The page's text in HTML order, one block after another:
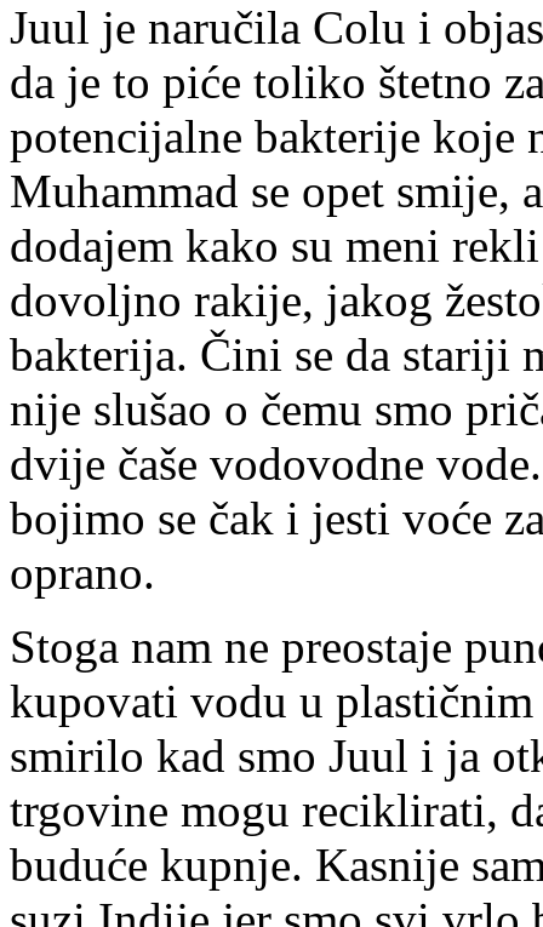
Juul je naručila Colu i
da je to piće toliko štetno
potencijalne bakterije koje
Muhammad se opet smije,
dodajem kako su meni
dovoljno rakije, jakog
bakterija. Čini se da stariji
nije slušao o čemu smo
dvije čaše vodovodne
bojimo se čak i jesti voće
oprano.
Stoga nam ne preostaje
kupovati vodu u plastičnim
smirilo kad smo Juul i ja
trgovine mogu reciklirati,
buduće kupnje. Kasnije